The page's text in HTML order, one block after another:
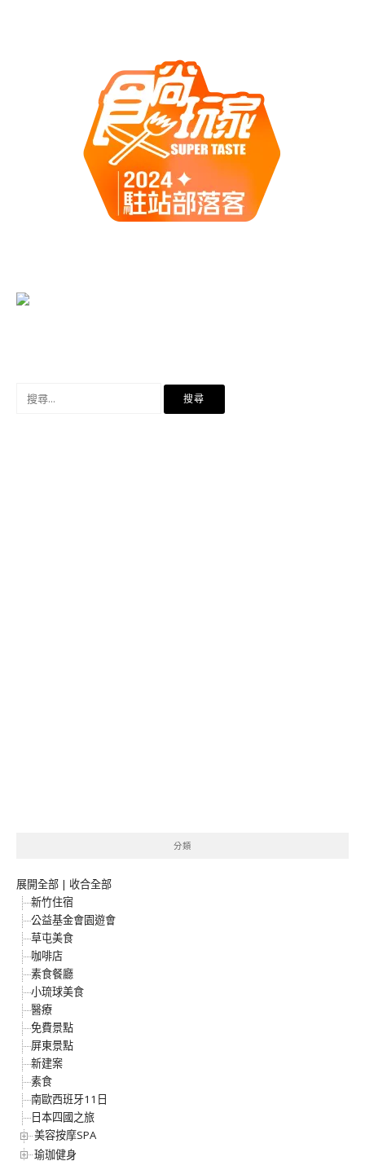
分類
展開全部 | 收合全部
新竹住宿
公益基金會園遊會
草屯美食
咖啡店
素食餐廳
小琉球美食
醫療
免費景點
屏東景點
新建案
素食
南歐西班牙11日
日本四國之旅
美容按摩SPA
瑜珈健身